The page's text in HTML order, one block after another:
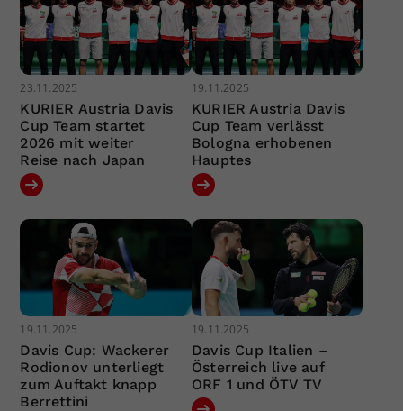
23.11.2025
KURIER Austria Davis
Cup Team startet
2026 mit weiter
Reise nach Japan
19.11.2025
KURIER Austria Davis
Cup Team verlässt
Bologna erhobenen
Hauptes
19.11.2025
Davis Cup: Wackerer
Rodionov unterliegt
zum Auftakt knapp
Berrettini
19.11.2025
Davis Cup Italien –
Österreich live auf
ORF 1 und ÖTV TV